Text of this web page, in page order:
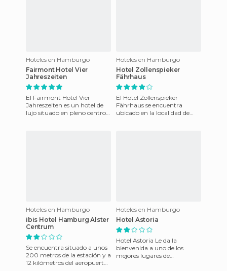
Hoteles en Hamburgo
Fairmont Hotel Vier
Jahreszeiten
El Fairmont Hotel Vier
Jahreszeiten es un hotel de
lujo situado en pleno centro
Hoteles en Hamburgo
Hotel Zollenspieker
Fährhaus
El Hotel Zollenspieker
Fährhaus se encuentra
ubicado en la localidad de
Hoteles en Hamburgo
ibis Hotel Hamburg Alster
Centrum
Se encuentra situado a unos
200 metros de la estación y a
12 kilómetros del aeropuerto
Hoteles en Hamburgo
Hotel Astoria
Hotel Astoria Le da la
bienvenida a uno de los
mejores lugares de